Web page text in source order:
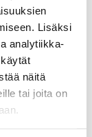
Lisäksi
analytiikka-
näitä
tai joita on